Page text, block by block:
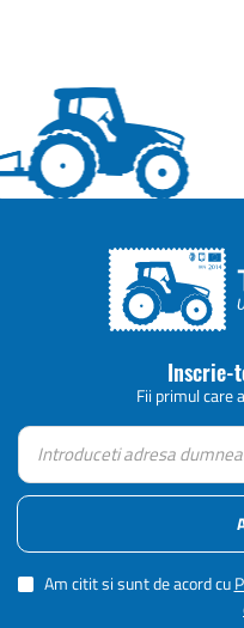
Inscrie-
Fii primul care
Am citit si sunt de acord cu